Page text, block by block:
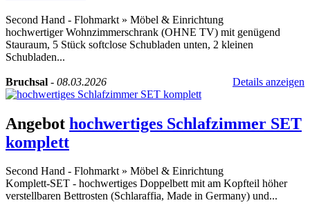
Second Hand - Flohmarkt » Möbel & Einrichtung
hochwertiger Wohnzimmerschrank (OHNE TV) mit genügend
Stauraum, 5 Stück softclose Schubladen unten, 2 kleinen
Schubladen...
Bruchsal - 08.03.2026 Details anzeigen
Angebot hochwertiges Schlafzimmer SET
komplett
Second Hand - Flohmarkt » Möbel & Einrichtung
Komplett-SET - hochwertiges Doppelbett mit am Kopfteil höher
verstellbaren Bettrosten (Schlaraffia, Made in Germany) und...